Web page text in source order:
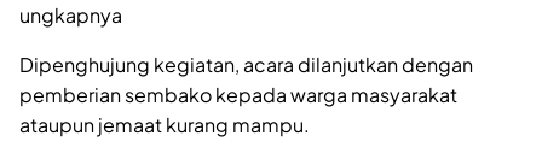
ungkapnya
Dipenghujung kegiatan, acara dilanjutkan dengan
pemberian sembako kepada warga masyarakat
ataupun jemaat kurang mampu.